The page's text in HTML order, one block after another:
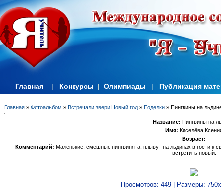
Главная | Конкурсы | Олимпиады | Публикация
Главная » Фотоальбом » Встречали звери Новый год » Поделки » Пингвины на
Название: Пингвины на
Имя: Киселёва
Возраст:
Комментарий: Маленькие, смешные пингвинята, плывут на льдинах в гости к
встретить новый.
Просмотров: 449 | Размеры: